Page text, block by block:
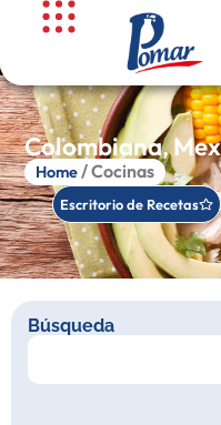
Colombiana,
Home / Cocinas
Escritorio de Recetas
Búsqueda